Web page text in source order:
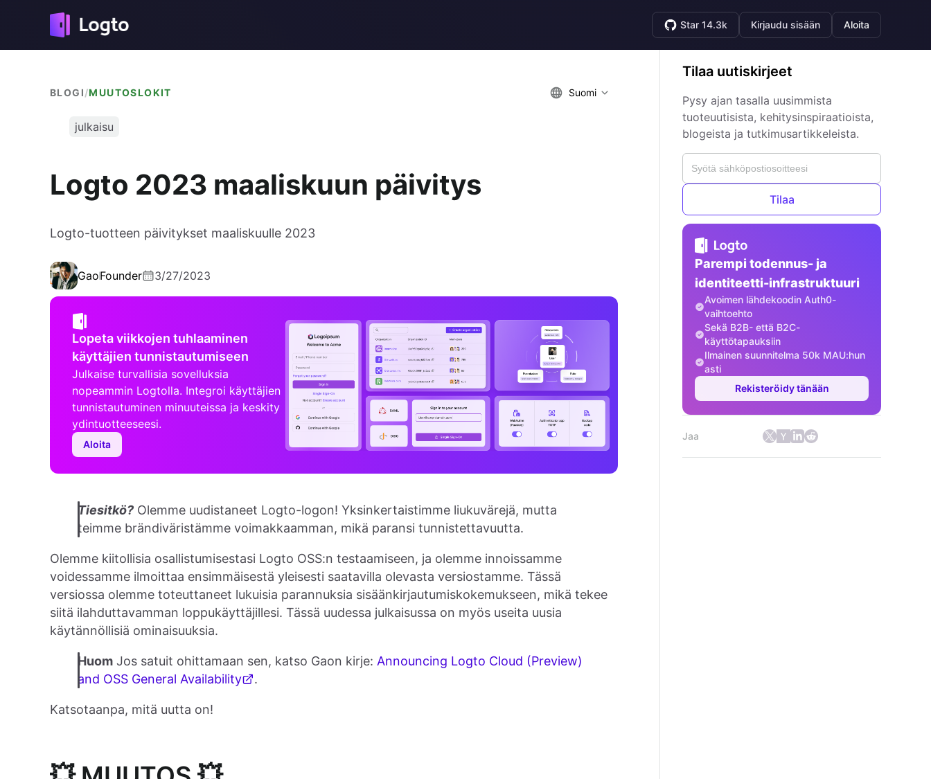
Star 14.3k Kirjaudu sisään Aloita
BLOGI/MUUTOSLOKIT Suomi
julkaisu
Logto 2023 maaliskuun päivitys
Logto-tuotteen päivitykset maaliskuulle 2023
GaoFounder 3/27/2023
Lopeta viikkojen tuhlaaminen
käyttäjien tunnistautumiseen
Julkaise turvallisia sovelluksia
nopeammin Logtolla. Integroi käyttäjien
tunnistautuminen minuuteissa ja keskity
ydintuotteeseesi.
Aloita
Tiesitkö? Olemme uudistaneet Logto-logon! Yksinkertaistimme liukuvärejä, mutta
teimme brändiväristämme voimakkaamman, mikä paransi tunnistettavuutta.
Olemme kiitollisia osallistumisestasi Logto OSS:n testaamiseen, ja olemme innoissamme
voidessamme ilmoittaa ensimmäisestä yleisesti saatavilla olevasta versiostamme. Tässä
versiossa olemme toteuttaneet lukuisia parannuksia sisäänkirjautumiskokemukseen, mikä tekee
siitä ilahduttavamman loppukäyttäjillesi. Tässä uudessa julkaisussa on myös useita uusia
käytännöllisiä ominaisuuksia.
Huom Jos satuit ohittamaan sen, katso Gaon kirje: Announcing Logto Cloud (Preview)
and OSS General Availability
.
Katsotaanpa, mitä uutta on!
Tilaa uutiskirjeet
Pysy ajan tasalla uusimmista
tuoteuutisista, kehitysinspiraatioista,
blogeista ja tutkimusartikkeleista.
Tilaa
Parempi todennus- ja
identiteetti-infrastruktuuri
Avoimen lähdekoodin Auth0-
vaihtoehto
Sekä B2B- että B2C-
käyttötapauksiin
Ilmainen suunnitelma 50k MAU:hun
asti
Rekisteröidy tänään
Jaa